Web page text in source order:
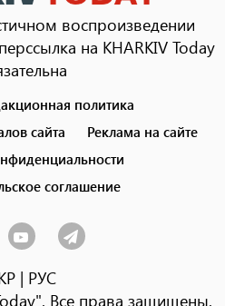
воспроизведении
на KHARKIV Today
политика
сайта
Реклама на сайте
соглашение
| РУС
Все права защищены.